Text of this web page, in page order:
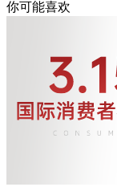
你可能喜欢